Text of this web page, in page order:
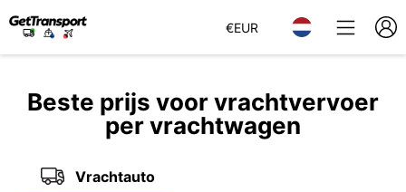
€EUR
Beste prijs voor vrachtvervoer
per vrachtwagen
Vrachtauto